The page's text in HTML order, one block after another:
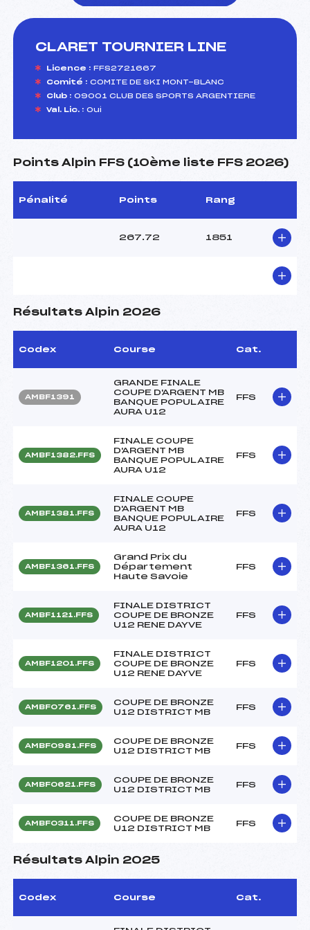
CLARET TOURNIER LINE
Licence : FFS2721667
Comité : COMITE DE SKI MONT-BLANC
Club : 09001 CLUB DES SPORTS ARGENTIERE
Val. Lic. : Oui
Points Alpin FFS (10ème liste FFS 2026)
Pénalité Points Rang
267.72 1851
Résultats Alpin 2026
Codex Course Cat.
AMBF1391
GRANDE FINALE
COUPE D'ARGENT MB
BANQUE POPULAIRE
AURA U12
FFS
AMBF1382.FFS
FINALE COUPE
D'ARGENT MB
BANQUE POPULAIRE
AURA U12
FFS
AMBF1381.FFS
FINALE COUPE
D'ARGENT MB
BANQUE POPULAIRE
AURA U12
FFS
AMBF1361.FFS
Grand Prix du
Département
Haute Savoie
FFS
AMBF1121.FFS
FINALE DISTRICT
COUPE DE BRONZE
U12 RENE DAYVE
FFS
AMBF1201.FFS
FINALE DISTRICT
COUPE DE BRONZE
U12 RENE DAYVE
FFS
AMBF0761.FFS
COUPE DE BRONZE
U12 DISTRICT MB
FFS
AMBF0981.FFS
COUPE DE BRONZE
U12 DISTRICT MB
FFS
AMBF0621.FFS
COUPE DE BRONZE
U12 DISTRICT MB
FFS
AMBF0311.FFS
COUPE DE BRONZE
U12 DISTRICT MB
FFS
Résultats Alpin 2025
Codex Course Cat.